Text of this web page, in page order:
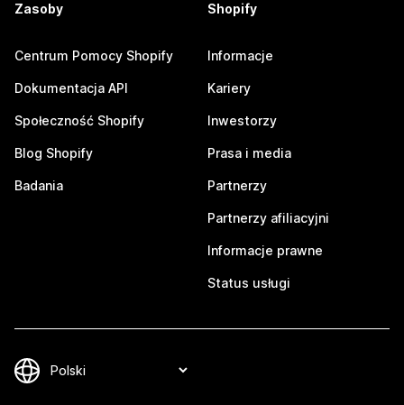
Zasoby
Centrum Pomocy Shopify
Dokumentacja API
Społeczność Shopify
Blog Shopify
Badania
Shopify
Informacje
Kariery
Inwestorzy
Prasa i media
Partnerzy
Partnerzy afiliacyjni
Informacje prawne
Status usługi